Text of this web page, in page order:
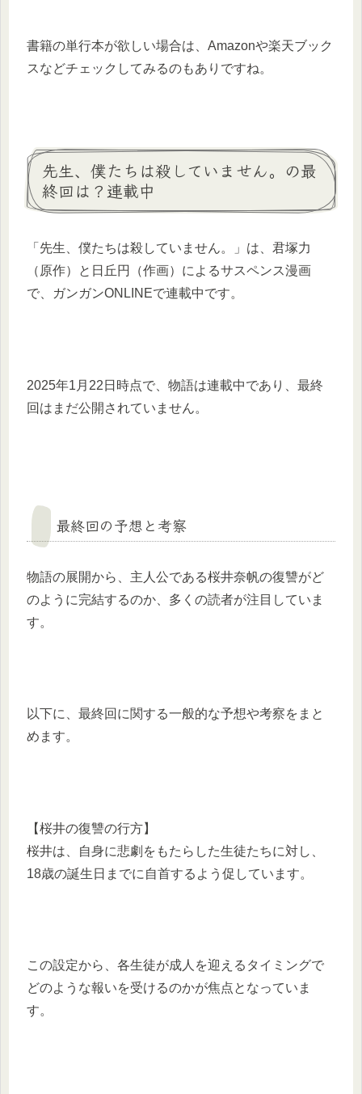
書籍の単行本が欲しい場合は、Amazonや楽天ブック
スなどチェックしてみるのもありですね。
先生、僕たちは殺していません。の最
終回は？連載中
「先生、僕たちは殺していません。」は、君塚力
（原作）と日丘円（作画）によるサスペンス漫画
で、ガンガンONLINEで連載中です。
2025年1月22日時点で、物語は連載中であり、最終
回はまだ公開されていません。
最終回の予想と考察
物語の展開から、主人公である桜井奈帆の復讐がど
のように完結するのか、多くの読者が注目していま
す。
以下に、最終回に関する一般的な予想や考察をまと
めます。
【桜井の復讐の行方】
桜井は、自身に悲劇をもたらした生徒たちに対し、
18歳の誕生日までに自首するよう促しています。
この設定から、各生徒が成人を迎えるタイミングで
どのような報いを受けるのかが焦点となっていま
す。